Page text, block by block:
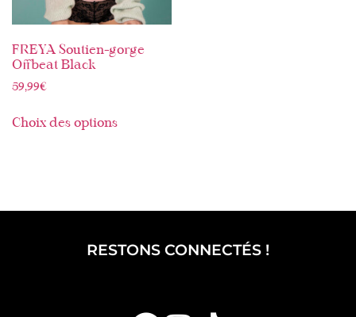
FREYA Soutien-gorge
Offbeat Black
59,99€
Choix des options
RESTONS CONNECTÉS !